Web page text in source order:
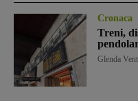
Cronaca
Treni,
Glenda